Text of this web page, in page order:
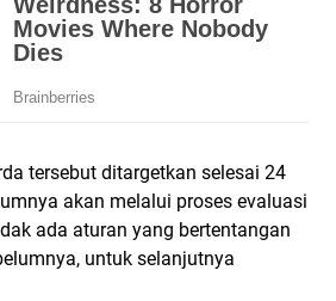
tersebut ditargetkan selesai 24
akan melalui proses evaluasi
ada aturan yang bertentangan
untuk selanjutnya